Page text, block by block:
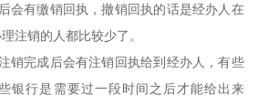
会有缴销回执，撤销回执的话是经办人在
注销的人都比较少了。
销完成后会有注销回执给到经办人，有些
银行是需要过一段时间之后才能给出来